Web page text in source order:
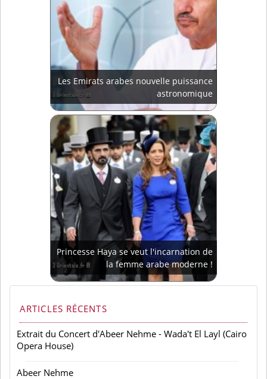
Les Emirats arabes nouvelle puissance
astronomique
Princesse Haya se veut l'incarnation de
la femme arabe moderne !
ARTICLES RÉCENTS
Extrait du Concert d'Abeer Nehme - Wada't El Layl (Cairo
Opera House)
Abeer Nehme